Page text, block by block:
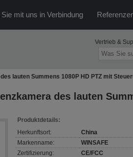
Sie mit uns in Verbindung
Vertrieb &
lauten Summens 1080P HD PTZ mit
des lauten
Produktdetails:
Herkunftsort:
China
Markenname:
WINSAFE
Zertifizierung:
CE/FCC